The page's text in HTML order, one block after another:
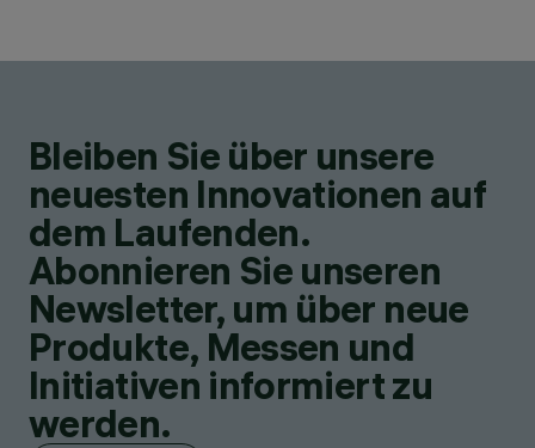
Bleiben Sie über unsere
neuesten Innovationen auf
dem Laufenden.
Abonnieren Sie unseren
Newsletter, um über neue
Produkte, Messen und
Initiativen informiert zu
werden.